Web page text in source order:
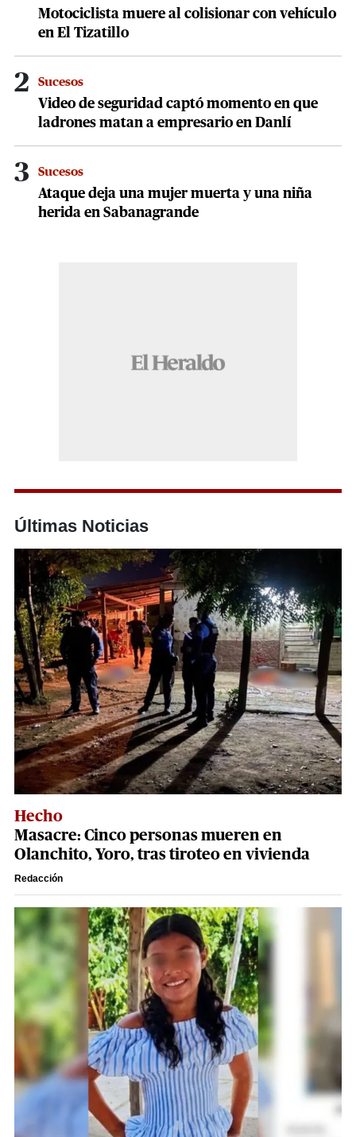
Motociclista muere al colisionar con vehículo
en El Tizatillo
2 Sucesos
Video de seguridad captó momento en que
ladrones matan a empresario en Danlí
3 Sucesos
Ataque deja una mujer muerta y una niña
herida en Sabanagrande
Últimas Noticias
Hecho
Masacre: Cinco personas mueren en
Olanchito, Yoro, tras tiroteo en vivienda
Redacción